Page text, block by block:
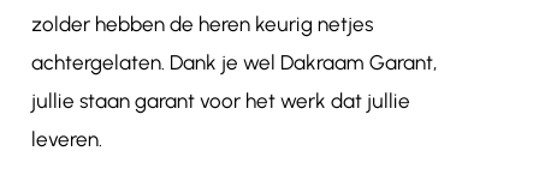
zolder hebben de heren keurig netjes
achtergelaten. Dank je wel Dakraam Garant,
jullie staan garant voor het werk dat jullie
leveren.